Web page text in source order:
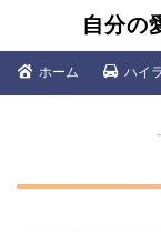
自分の
ホーム ハイ